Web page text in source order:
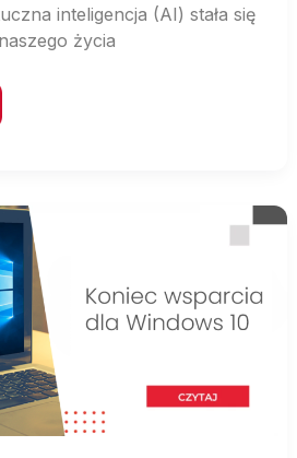
inteligencja (AI) stała się
życia